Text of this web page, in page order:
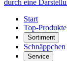
Start
Top-Produkte
Sortiment
Schnäppchen
Service